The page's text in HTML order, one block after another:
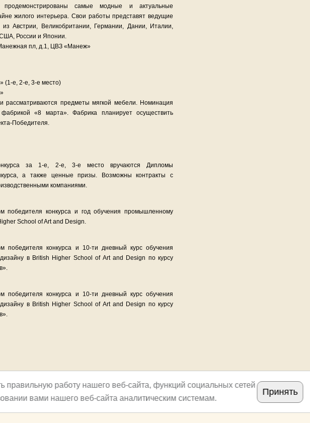
продемонстрированы самые модные и актуальные
жилого интерьера. Свои работы представят ведущие
Австрии, Великобритании, Германии, Дании, Италии,
России и Японии.
пл, д.1, ЦВЗ «Манеж»
(1-е, 2-е, 3-е место)
рассматриваются предметы мягкой мебели. Номинация
фабрикой «8 марта». Фабрика планирует осуществить
Победителя.
за 1-е, 2-е, 3-е место вручаются Дипломы
а также ценные призы. Возможны контракты с
компаниями.
победителя конкурса и год обучения промышленному
School of Art and Design.
победителя конкурса и 10-ти дневный курс обучения
в British Higher School of Art and Design по курсу
победителя конкурса и 10-ти дневный курс обучения
в British Higher School of Art and Design по курсу
правильную работу нашего веб-сайта, функций социальных сетей
вами нашего веб-сайта аналитическим системам.
Принять